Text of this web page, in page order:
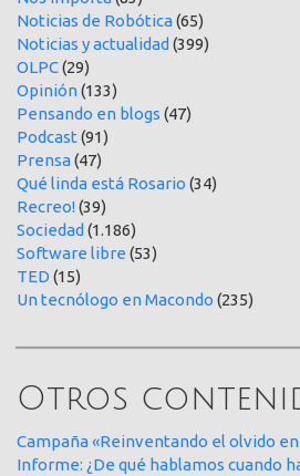
Noticias de Robótica(65)
Noticias y actualidad (399)
OLPC(29)
Opinión(133)
Pensando en blogs (47)
Podcast (91)
Prensa(47)
Qué linda está Rosario (34)
Recreo!(39)
Sociedad (1.186)
Software libre (53)
TED (15)
Un tecnólogo en Macondo (235)
Otros
Campaña «Reinventando el olvido
Informe: ¿De qué hablamos cuando